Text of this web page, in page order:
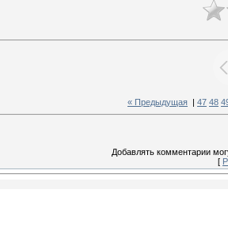
« Предыдущая 47 48
Добавлять комментарии
[